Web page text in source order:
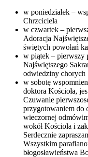
w poniedziałek –
Chrzciciela
w czwartek –
Adoracja
świętych powołań
w piątek – pierwszy
Najświętszego
odwiedziny chorych
w sobotę
doktora Kościoła,
Czuwanie
przygotowaniem do
wieczornej
wokół Kościoła i
Serdecznie
Wszystkim
błogosławieństwa